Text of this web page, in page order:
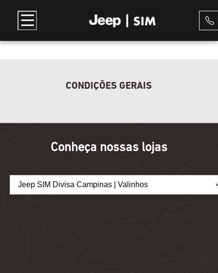
CONDIÇÕES GERAIS
Conheça nossas lojas